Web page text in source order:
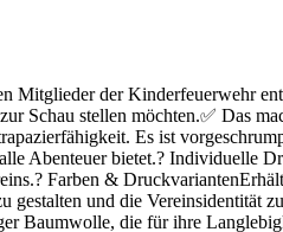
Mitglieder der Kinderfeuerwehr
Schau stellen möchten.✅ Das
Es ist
Abenteuer bietet.? Individuelle
Farben &
und die Vereinsidentität
Baumwolle, die für ihre